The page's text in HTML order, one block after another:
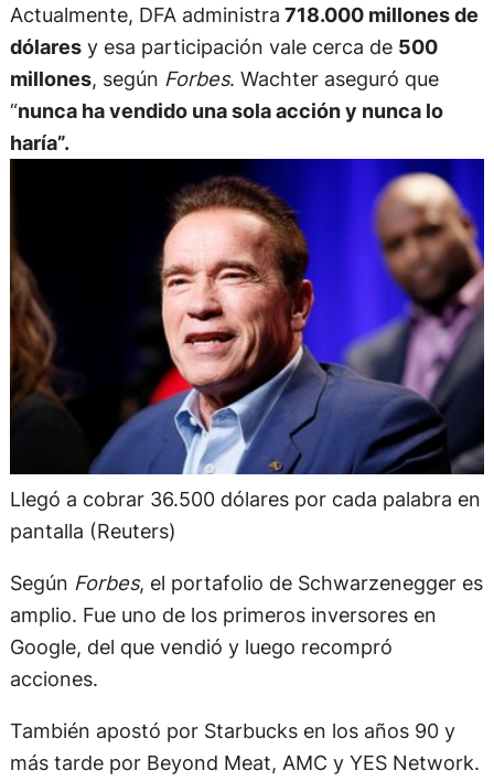
Actualmente, DFA administra 718.000 millones de
dólaresy esa participación vale cerca de 500
millones, según Forbes. Wachter aseguró que
“nunca ha vendido una sola acción y nunca lo
haría”.
Llegó a cobrar 36.500 dólares por cada palabra en
pantalla (Reuters)
Según Forbes, el portafolio de Schwarzenegger es
amplio. Fue uno de los primeros inversores en
Google, del que vendió y luego recompró
acciones.
También apostó por Starbucks en los años 90 y
más tarde por Beyond Meat, AMC y YES Network.